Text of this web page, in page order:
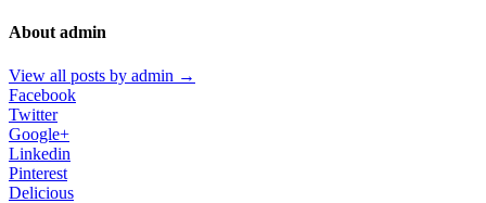
About admin
View all posts by admin →
Facebook
Twitter
Google+
Linkedin
Pinterest
Delicious